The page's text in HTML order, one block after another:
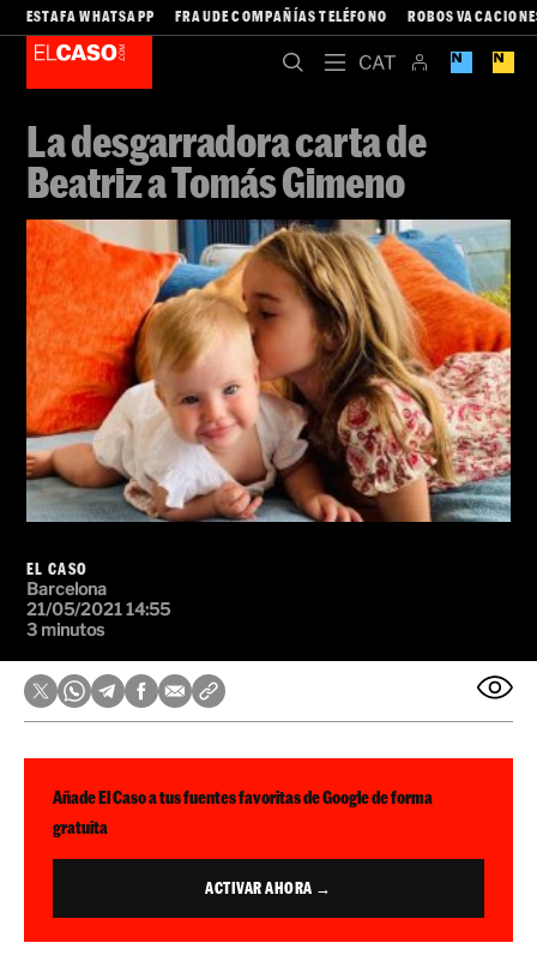
ESTAFA WHATSAPP FRAUDE COMPAÑÍAS TELÉFONO ROBOS
La desgarradora carta de
Beatriz a Tomás Gimeno
EL CASO
Barcelona
21/05/2021 14:55
3 minutos
Añade El Caso a tus fuentes favoritas de Google de forma
gratuita
ACTIVAR AHORA →